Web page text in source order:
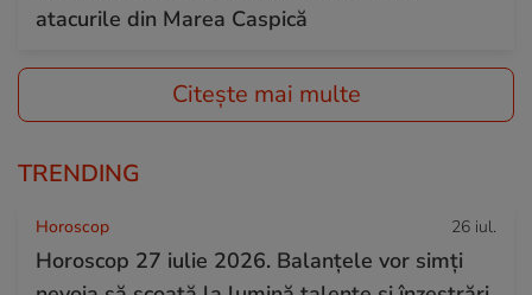
atacurile din Marea Caspică
Citește mai multe
TRENDING
Horoscop 26 iul.
Horoscop 27 iulie 2026. Balanțele vor simți